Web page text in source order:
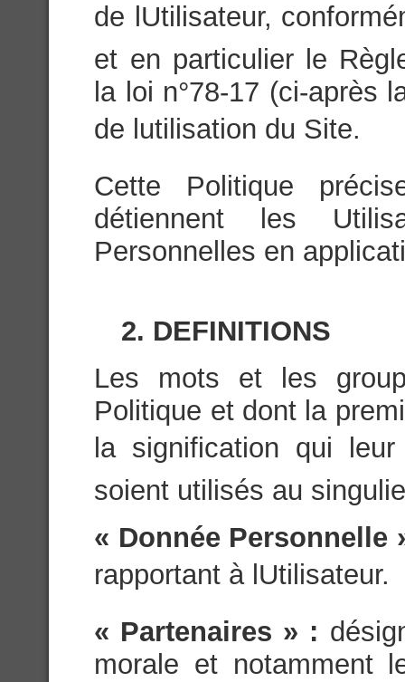
de lUtilisateur,
et en particulier le
la loi n°78-17 (ci-après
de lutilisation du Site.
Cette Politique
détiennent les
Personnelles en
2. DEFINITIONS
Les mots et les
Politique et dont la
la signification qui
soient utilisés au
« Donnée Personnelle
rapportant à lUtilisateur.
« Partenaires » :
morale et notamment